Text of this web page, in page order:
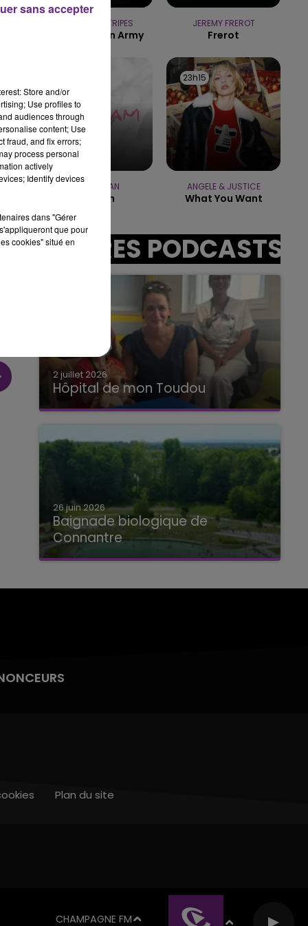
14h00 - 15h00
LA RADIO POP
THE WHITE STRIPES
Seven Nation Army
JEREMY FREROT
Frerot
ED SHEERAN
Azizam
23h15
23h15
ANGELE & JUSTICE
What You Want
AUTRES PODCASTS
2 juillet 2026
Hôpital de mon Toudou
Hôpital de mon Toudou
26 juin 2026
Baignade biologique de
Connantre
Baignade biologique de Connantre
CHAMPAGNE FM
Plan du site
Store and/or
Use profiles to
audiences through
content; Use
fraud, and fix errors;
process personal
actively
Identify devices
dans "Gérer
que pour
cookies" situé en
sans accepter